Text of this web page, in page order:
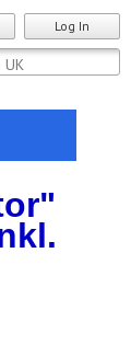
Log In